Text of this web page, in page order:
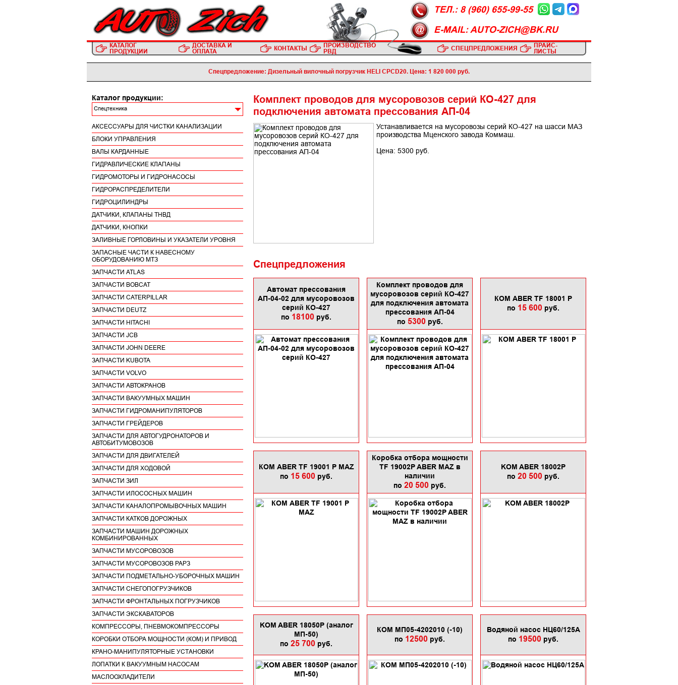
ТЕЛ.: 8 (960) 655-99-55
E-MAIL: AUTO-ZICH@BK.RU
КАТАЛОГ
ПРОДУКЦИИ
ДОСТАВКА И
ОПЛАТА КОНТАКТЫ ПРОИЗВОДСТВО
РВД СПЕЦПРЕДЛОЖЕНИЯ ПРАЙС-
ЛИСТЫ
Спецпредложение: Дизельный вилочный погрузчик HELI CPСD20. Цена: 1 820 000 руб.
Каталог продукции:
Спецтехника
АКСЕССУАРЫ ДЛЯ ЧИСТКИ КАНАЛИЗАЦИИ
БЛОКИ УПРАВЛЕНИЯ
ВАЛЫ КАРДАННЫЕ
ГИДРАВЛИЧЕСКИЕ КЛАПАНЫ
ГИДРОМОТОРЫ И ГИДРОНАСОСЫ
ГИДРОРАСПРЕДЕЛИТЕЛИ
ГИДРОЦИЛИНДРЫ
ДАТЧИКИ, КЛАПАНЫ ТНВД
ДАТЧИКИ, КНОПКИ
ЗАЛИВНЫЕ ГОРЛОВИНЫ И УКАЗАТЕЛИ УРОВНЯ
ЗАПАСНЫЕ ЧАСТИ К НАВЕСНОМУ
ОБОРУДОВАНИЮ МТЗ
ЗАПЧАСТИ ATLAS
ЗАПЧАСТИ BOBCAT
ЗАПЧАСТИ CATERPILLAR
ЗАПЧАСТИ DEUTZ
ЗАПЧАСТИ HITACHI
ЗАПЧАСТИ JCB
ЗАПЧАСТИ JOHN DEERE
ЗАПЧАСТИ KUBOTA
ЗАПЧАСТИ VOLVO
ЗАПЧАСТИ АВТОКРАНОВ
ЗАПЧАСТИ ВАКУУМНЫХ МАШИН
ЗАПЧАСТИ ГИДРОМАНИПУЛЯТОРОВ
ЗАПЧАСТИ ГРЕЙДЕРОВ
ЗАПЧАСТИ ДЛЯ АВТОГУДРОНАТОРОВ И
АВТОБИТУМОВОЗОВ
ЗАПЧАСТИ ДЛЯ ДВИГАТЕЛЕЙ
ЗАПЧАСТИ ДЛЯ ХОДОВОЙ
ЗАПЧАСТИ ЗИЛ
ЗАПЧАСТИ ИЛОСОСНЫХ МАШИН
ЗАПЧАСТИ КАНАЛОПРОМЫВОЧНЫХ МАШИН
ЗАПЧАСТИ КАТКОВ ДОРОЖНЫХ
ЗАПЧАСТИ МАШИН ДОРОЖНЫХ
КОМБИНИРОВАННЫХ
ЗАПЧАСТИ МУСОРОВОЗОВ
ЗАПЧАСТИ МУСОРОВОЗОВ РАРЗ
ЗАПЧАСТИ ПОДМЕТАЛЬНО-УБОРОЧНЫХ МАШИН
ЗАПЧАСТИ СНЕГОПОГРУЗЧИКОВ
ЗАПЧАСТИ ФРОНТАЛЬНЫХ ПОГРУЗЧИКОВ
ЗАПЧАСТИ ЭКСКАВАТОРОВ
КОМПРЕССОРЫ, ПНЕВМОКОМПРЕССОРЫ
КОРОБКИ ОТБОРА МОЩНОСТИ (КОМ) И ПРИВОД
КРАНО-МАНИПУЛЯТОРНЫЕ УСТАНОВКИ
ЛОПАТКИ К ВАКУУМНЫМ НАСОСАМ
МАСЛООХЛАДИТЕЛИ
Комплект проводов для мусоровозов серий КО-427 для
подключения автомата прессования АП-04
Устанавливается на мусоровозы серий КО-427 на шасси МАЗ
производства Мценского завода Коммаш.
Цена: 5300 руб.
Спецпредложения
Автомат прессования
АП-04-02 для мусоровозов
серий КО-427
по 18100 руб.
Комплект проводов для
мусоровозов серий КО-427
для подключения автомата
прессования АП-04
по 5300 руб.
КОМ ABER TF 18001 P
по 15 600 руб.
КОМ АBER TF 19001 P MAZ
по 15 600 руб.
Коробка отбора мощности
TF 19002P ABER MAZ в
наличии
по 20 500 руб.
KOM ABER 18002P
по 20 500 руб.
KOM ABER 18050P (аналог
МП-50)
по 25 700 руб.
КОМ МП05-4202010 (-10)
по 12500 руб.
Водяной насос НЦ60/125А
по 19500 руб.